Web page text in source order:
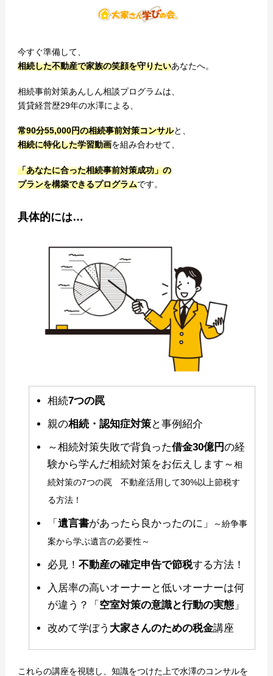
今すぐ準備して、
相続した不動産で家族の笑顔を守りたいあなたへ。
相続事前対策あんしん相談プログラムは、
賃貸経営歴29年の水澤による、
常90分55,000円の相続事前対策コンサルと、
相続に特化した学習動画を組み合わせて、
「あなたに合った相続事前対策成功」の
プランを構築できるプログラムです。
具体的には…
相続7つの罠
親の相続・認知症対策と事例紹介
～相続対策失敗で背負った借金30億円の経
験から学んだ相続対策をお伝えします～相
続対策の7つの罠 不動産活用して30%以上節税す
る方法！
「遺言書があったら良かったのに」
～紛争事
案から学ぶ遺言の必要性～
必見！不動産の確定申告で節税する方法！
入居率の高いオーナーと低いオーナーは何
が違う？「 空室対策の意識と行動の実態 」
改めて学ぼう 大家さんのための税金講座
これらの講座を視聴し、知識をつけた上で水澤のコンサルを